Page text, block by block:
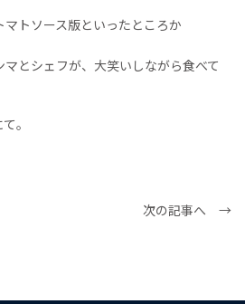
トソース版といったところか
とシェフが、大笑いしながら食べて
。
次の記事へ →